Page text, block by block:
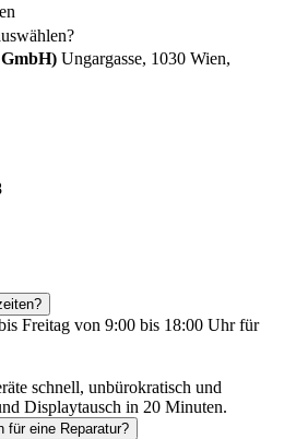
Ungargasse, 1030 Wien,
Freitag von 9:00 bis 18:00 Uhr für
schnell, unbürokratisch und
Displaytausch in 20 Minuten.
für eine Reparatur?